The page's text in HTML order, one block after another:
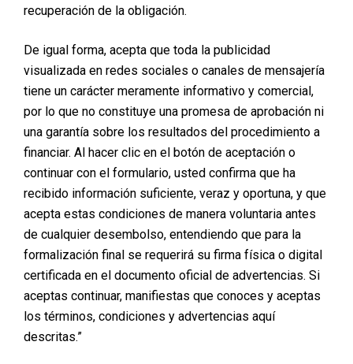
antioxidantes y nutrientes esenciales para promover la
regeneración celular y la salud de la piel.
4. Evita la Exposición al Sol
Es importante proteger las cicatrices del sol usando protector
solar y prendas de vestir que cubran la zona tratada,
especialmente durante los primeros meses después del
procedimiento.
5. Considera el Uso de Tratamientos Especializados
Tu cirujano plástico puede recomendar tratamientos
especializados para mejorar la apariencia de las cicatrices, como
cremas o geles.
recuperación de la obligación.
De igual forma, acepta que toda la publicidad
visualizada en redes sociales o canales de mensajería
tiene un carácter meramente informativo y comercial,
por lo que no constituye una promesa de aprobación ni
una garantía sobre los resultados del procedimiento a
financiar. Al hacer clic en el botón de aceptación o
continuar con el formulario, usted confirma que ha
recibido información suficiente, veraz y oportuna, y que
acepta estas condiciones de manera voluntaria antes
de cualquier desembolso, entendiendo que para la
formalización final se requerirá su firma física o digital
certificada en el documento oficial de advertencias. Si
aceptas continuar, manifiestas que conoces y aceptas
los términos, condiciones y advertencias aquí
descritas.”